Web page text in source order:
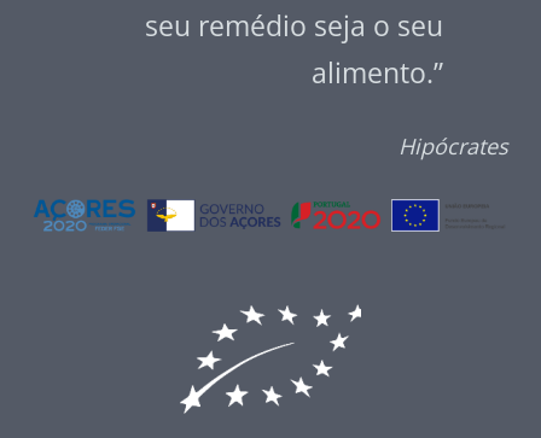
seu remédio seja o seu
alimento.”
Hipócrates